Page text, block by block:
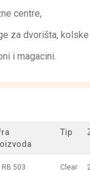
centre,
za dvorišta,
i magacini.
Tip
RB 503 Clear